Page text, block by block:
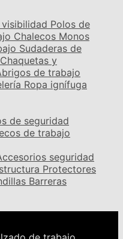
Polos de
Chalecos Monos
Sudaderas de
Chaquetas y
de trabajo
Ropa ignífuga
de seguridad
de trabajo
seguridad
Protectores
Barreras